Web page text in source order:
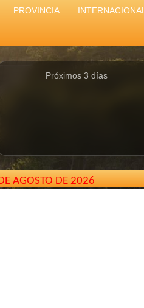
PROVINCIA INTERNACIONAL
Próximos 3 días
AGOSTO DE 2026